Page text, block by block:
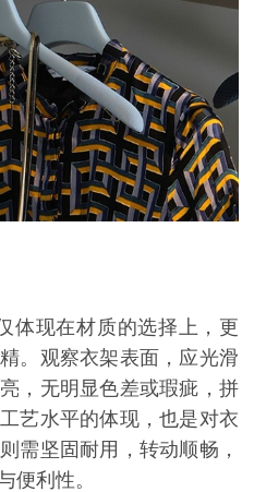
体现在材质的选择上，更
。观察衣架表面，应光滑
，无明显色差或瑕疵，拼
艺水平的体现，也是对衣
需坚固耐用，转动顺畅，
便利性。